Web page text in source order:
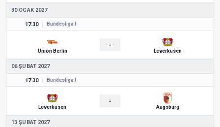
30 OCAK 2027
17.30 Bundesliga I
Union Berlin
-
Leverkusen
06 ŞUBAT 2027
17.30 Bundesliga I
Leverkusen
-
Augsburg
13 ŞUBAT 2027